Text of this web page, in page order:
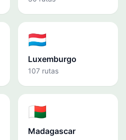
🇱🇺
Luxemburgo
107 rutas
🇲🇬
Madagascar